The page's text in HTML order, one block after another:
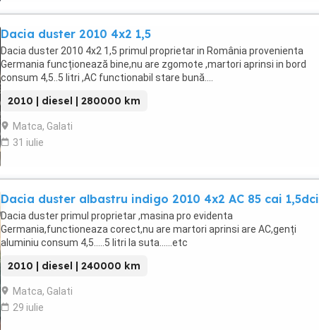
Dacia duster 2010 4x2 1,5
Dacia duster 2010 4x2 1,5 primul proprietar in România provenienta
Germania funcționează bine,nu are zgomote ,martori aprinsi in bord
consum 4,5..5 litri ,AC functionabil stare bună....
2010 | diesel | 280000 km
Matca, Galati
31 iulie
Dacia duster albastru indigo 2010 4x2 AC 85 cai 1,5dci
Dacia duster primul proprietar ,masina pro evidenta
Germania,functioneaza corect,nu are martori aprinsi are AC,genți
aluminiu consum 4,5.....5 litri la suta......etc
2010 | diesel | 240000 km
Matca, Galati
29 iulie